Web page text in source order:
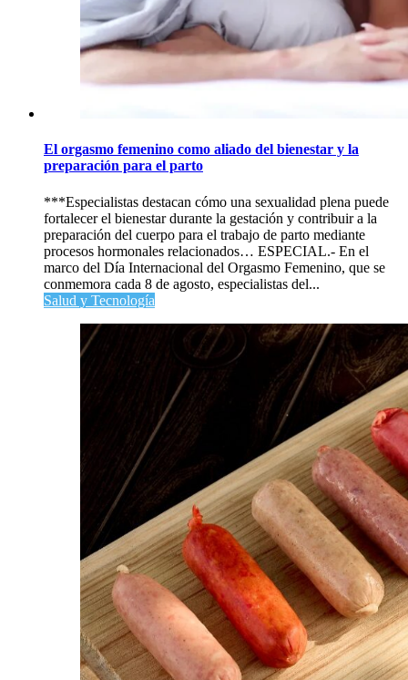
El orgasmo femenino como aliado del bienestar y la
preparación para el parto
***Especialistas destacan cómo una sexualidad plena puede
fortalecer el bienestar durante la gestación y contribuir a la
preparación del cuerpo para el trabajo de parto mediante
procesos hormonales relacionados… ESPECIAL.- En el
marco del Día Internacional del Orgasmo Femenino, que se
conmemora cada 8 de agosto, especialistas del...
Salud y Tecnología